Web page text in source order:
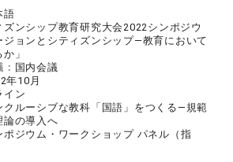
語
ズンシップ教育研究大会2022シンポジウ
ジョンとシティズンシップ―教育において
」
国内会議
年10月
イン
クルーシブな教科「国語」をつくる―規範
論の導入へ
ポジウム・ワークショップ パネル（指